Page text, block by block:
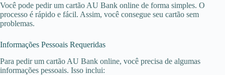
Você pode pedir um cartão AU Bank online de forma simples. O
processo é rápido e fácil. Assim, você consegue seu cartão sem
problemas.
Informações Pessoais Requeridas
Para pedir um cartão AU Bank online, você precisa de algumas
informações pessoais. Isso inclui: